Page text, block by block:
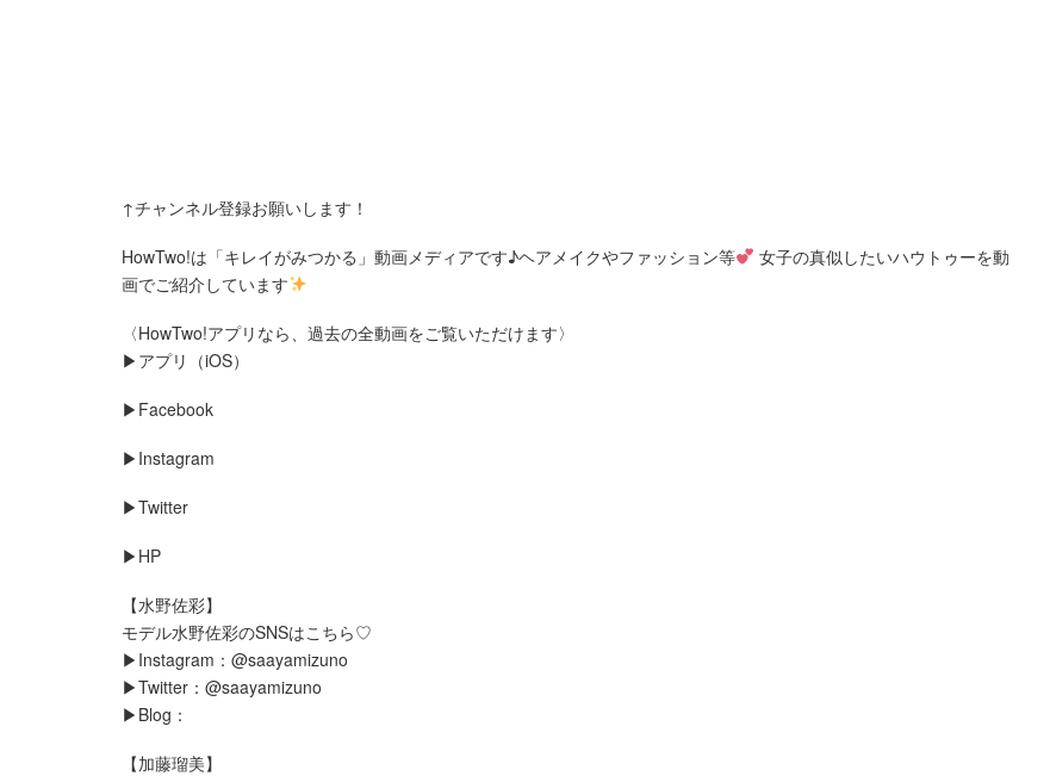
↑チャンネル登録お願いします！
HowTwo!は「キレイがみつかる」動画メディアです♪ヘアメイクやファッション等
女子の真似したいハウトゥーを動
画でご紹介しています
〈HowTwo!アプリなら、過去の全動画をご覧いただけます〉
▶︎アプリ（iOS）
▶︎Facebook
▶︎Instagram
▶︎Twitter
▶︎HP
【水野佐彩】
モデル水野佐彩のSNSはこちら♡
▶︎Instagram：@saayamizuno
▶︎Twitter：@saayamizuno
▶︎Blog：
【加藤瑠美】